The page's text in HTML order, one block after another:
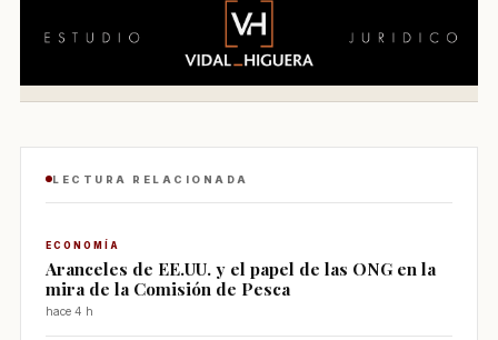
LECTURA RELACIONADA
ECONOMÍA
Aranceles de EE.UU. y el papel de las ONG en la
mira de la Comisión de Pesca
hace 4 h